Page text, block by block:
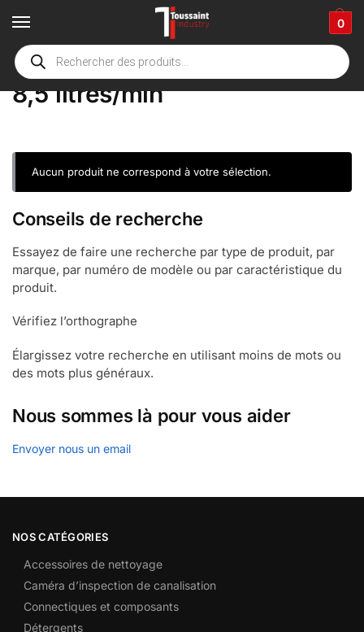
0
Accueil boutique / Product Stroom
8,5 litres/min
Aucun produit ne correspond à votre sélection.
Conseils de recherche
Essayez de faire une recherche par type de produit, par
marque, par numéro de modèle ou par caractéristique du
produit.
Vérifiez l’orthographe
Élargissez votre recherche en utilisant moins de mots ou
des mots plus généraux.
Nous sommes là pour vous aider
Envoyer nous un email
NOS CATÉGORIES
Accessoires de nettoyage
Caméra d’inspection de canalisation
Connectiques et composants
Détergents